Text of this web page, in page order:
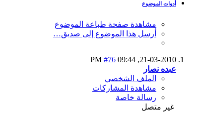
أدوات الموضوع
مشاهدة صفحة طباعة الموضوع
أرسل هذا الموضوع إلى صديق…
21-03-2010,
09:44 PM
#76
عبده نصار
الملف الشخصي
مشاهدة المشاركات
رسالة خاصة
غير متصل